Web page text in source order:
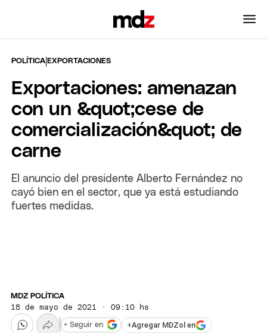
POLÍTICA |EXPORTACIONES
Exportaciones: amenazan
con un &quot;cese de
comercialización&quot; de
carne
El anuncio del presidente Alberto Fernández no
cayó bien en el sector, que ya está estudiando
fuertes medidas.
MDZ POLÍTICA
18 de mayo de 2021 · 09:10 hs
+Agregar MDZol en
+ Seguir en